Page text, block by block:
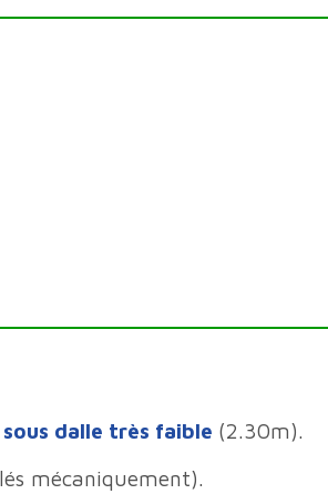
dalle très faible (2.30m).
mécaniquement).